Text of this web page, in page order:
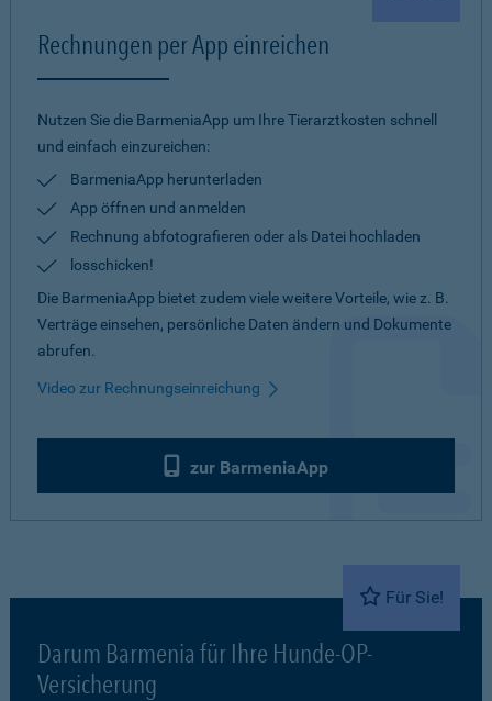
Rechnungen per App einreichen
Nutzen Sie die BarmeniaApp um Ihre Tierarztkosten schnell
und einfach einzureichen:
BarmeniaApp herunterladen
App öffnen und anmelden
Rechnung abfotografieren oder als Datei hochladen
losschicken!
Die BarmeniaApp bietet zudem viele weitere Vorteile, wie z. B.
Verträge einsehen, persönliche Daten ändern und Dokumente
abrufen.
Video zur Rechnungseinreichung
zur BarmeniaApp
Für Sie!
Darum Barmenia für Ihre Hunde-OP-
Versicherung